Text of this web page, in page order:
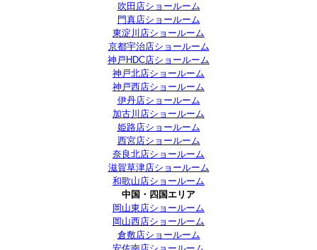
吹田店ショールーム
門真店ショールーム
東淀川店ショールーム
京都宇治店ショールーム
神戸HDC店ショールーム
神戸北店ショールーム
神戸西店ショールーム
伊丹店ショールーム
加古川店ショールーム
姫路店ショールーム
西宮店ショールーム
奈良北店ショールーム
滋賀草津店ショールーム
和歌山店ショールーム
中国・四国エリア
岡山東店ショールーム
岡山西店ショールーム
倉敷店ショールーム